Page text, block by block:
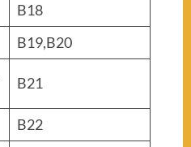
B18
B19,B20
B21
B22